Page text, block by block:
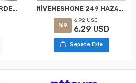
NİVEMESHOME 632 VERDE 90X150 HAZAL TOALLA DE BAÑO NURPAK NİVEMESHOME 249 HAZAL YEŞİL JAKARLI HAVLU NURPAK
%9
6,92 USD
6,29 USD
Sepete Ekle